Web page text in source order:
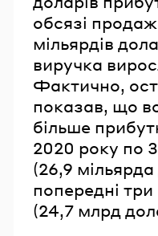
обсязі
мільярдів
виручка
Фактично,
показав, що
більше
2020 року по
(26,9
попередні
(24,7 млрд